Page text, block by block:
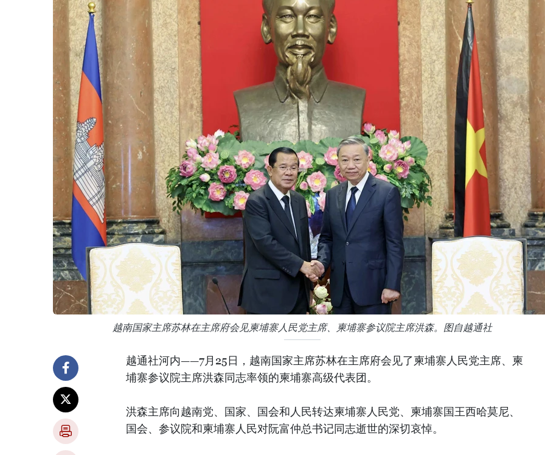
越南国家主席苏林在主席府会见柬埔寨人民党主席、柬埔寨参议院主席洪森。图自越通社
越通社河内——7月25日，越南国家主席苏林在主席府会见了柬埔寨人民党主席、柬
埔寨参议院主席洪森同志率领的柬埔寨高级代表团。
洪森主席向越南党、国家、国会和人民转达柬埔寨人民党、柬埔寨国王西哈莫尼、
国会、参议院和柬埔寨人民对阮富仲总书记同志逝世的深切哀悼。